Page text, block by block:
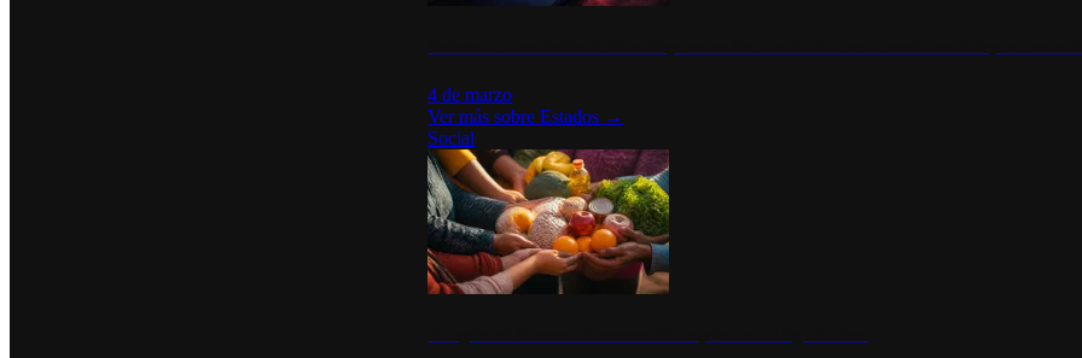
4 de marzo
Ver más sobreEstados →
Social